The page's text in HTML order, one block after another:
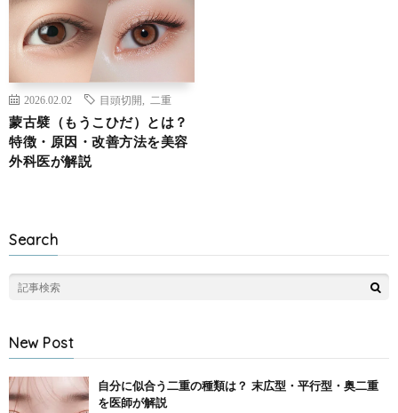
2026.02.02 目頭切開 二重
蒙古襞（もうこひだ）とは？
特徴・原因・改善方法を美容
外科医が解説
Search
New Post
自分に似合う二重の種類は？ 末広型・平行型・奥二重
を医師が解説